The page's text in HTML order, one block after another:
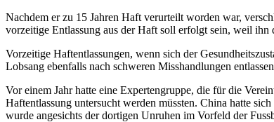
Nachdem er zu 15 Jahren Haft verurteilt worden war,
vorzeitige Entlassung aus der Haft soll erfolgt sein, weil ihn
Vorzeitige Haftentlassungen, wenn sich der
Lobsang ebenfalls nach schweren Misshandlungen
Vor einem Jahr hatte eine Expertengruppe, die für die
Haftentlassung untersucht werden müssten. China hatte
wurde angesichts der dortigen Unruhen im Vorfeld der